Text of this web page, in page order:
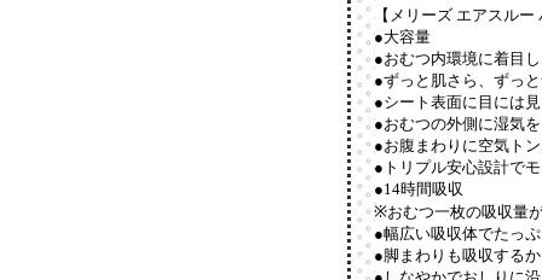
【メリーズ エアスルー
●大容量
●おむつ内環境に着目
●ずっと肌さら、ずっ
●シート表面に目には
●おむつの外側に湿気
●お腹まわりに空気ト
●トリプル安心設計で
●14時間吸収
※おむつ一枚の吸収量
●幅広い吸収体でたっ
●脚まわりも吸収する